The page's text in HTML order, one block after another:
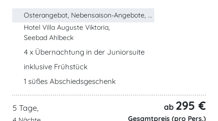
Osterangebot, Nebensaison-Angebote, ...
Hotel Villa Auguste Viktoria,
Seebad Ahlbeck
4 x Übernachtung in der Juniorsuite
inklusive Frühstück
1 süßes Abschiedsgeschenk
5 Tage, ab 295 €
Gesamtpreis (pro Pers.)